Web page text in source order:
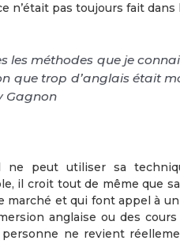
n’était pas toujours fait
les méthodes que je
que trop d’anglais était
Gagnon
ne peut utiliser sa
il croit tout de même que
et qui font appel à
anglaise ou des
ne revient